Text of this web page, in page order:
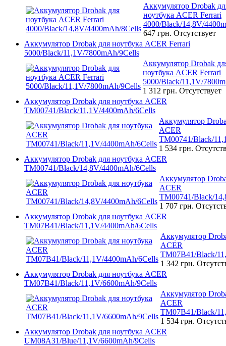
Аккумулятор Drobak
ноутбука ACER Ferrari
4000/Black/14,8V/
647 грн. Отсутствует
Аккумулятор Drobak для ноутбука ACER Ferrari
5000/Black/11,1V/7800mAh/9Cells
Аккумулятор Drobak
ноутбука ACER Ferrari
5000/Black/11,1V/
1 312 грн. Отсутствует
Аккумулятор Drobak для ноутбука ACER
TM00741/Black/11,1V/4400mAh/6Cells
Аккумулятор
ACER
TM00741/Black/
1 534 грн.
Аккумулятор Drobak для ноутбука ACER
TM00741/Black/14,8V/4400mAh/6Cells
Аккумулятор
ACER
TM00741/Black/
1 707 грн.
Аккумулятор Drobak для ноутбука ACER
TM07B41/Black/11,1V/4400mAh/6Cells
Аккумулятор
ACER
TM07B41/Black/
1 342 грн.
Аккумулятор Drobak для ноутбука ACER
TM07B41/Black/11,1V/6600mAh/9Cells
Аккумулятор
ACER
TM07B41/Black/
1 534 грн.
Аккумулятор Drobak для ноутбука ACER
UM08A31/Blue/11,1V/6600mAh/9Cells